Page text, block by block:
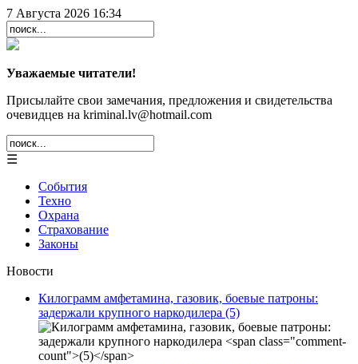
7 Августа 2026 16:34
Уважаемые читатели!
Присылайте свои замечания, предложения и свидетельства
очевидцев на kriminal.lv@hotmail.com
☰
События
Техно
Охрана
Страхование
Законы
Новости
Килограмм амфетамина, газовик, боевые патроны:
задержали крупного наркодилера (5)